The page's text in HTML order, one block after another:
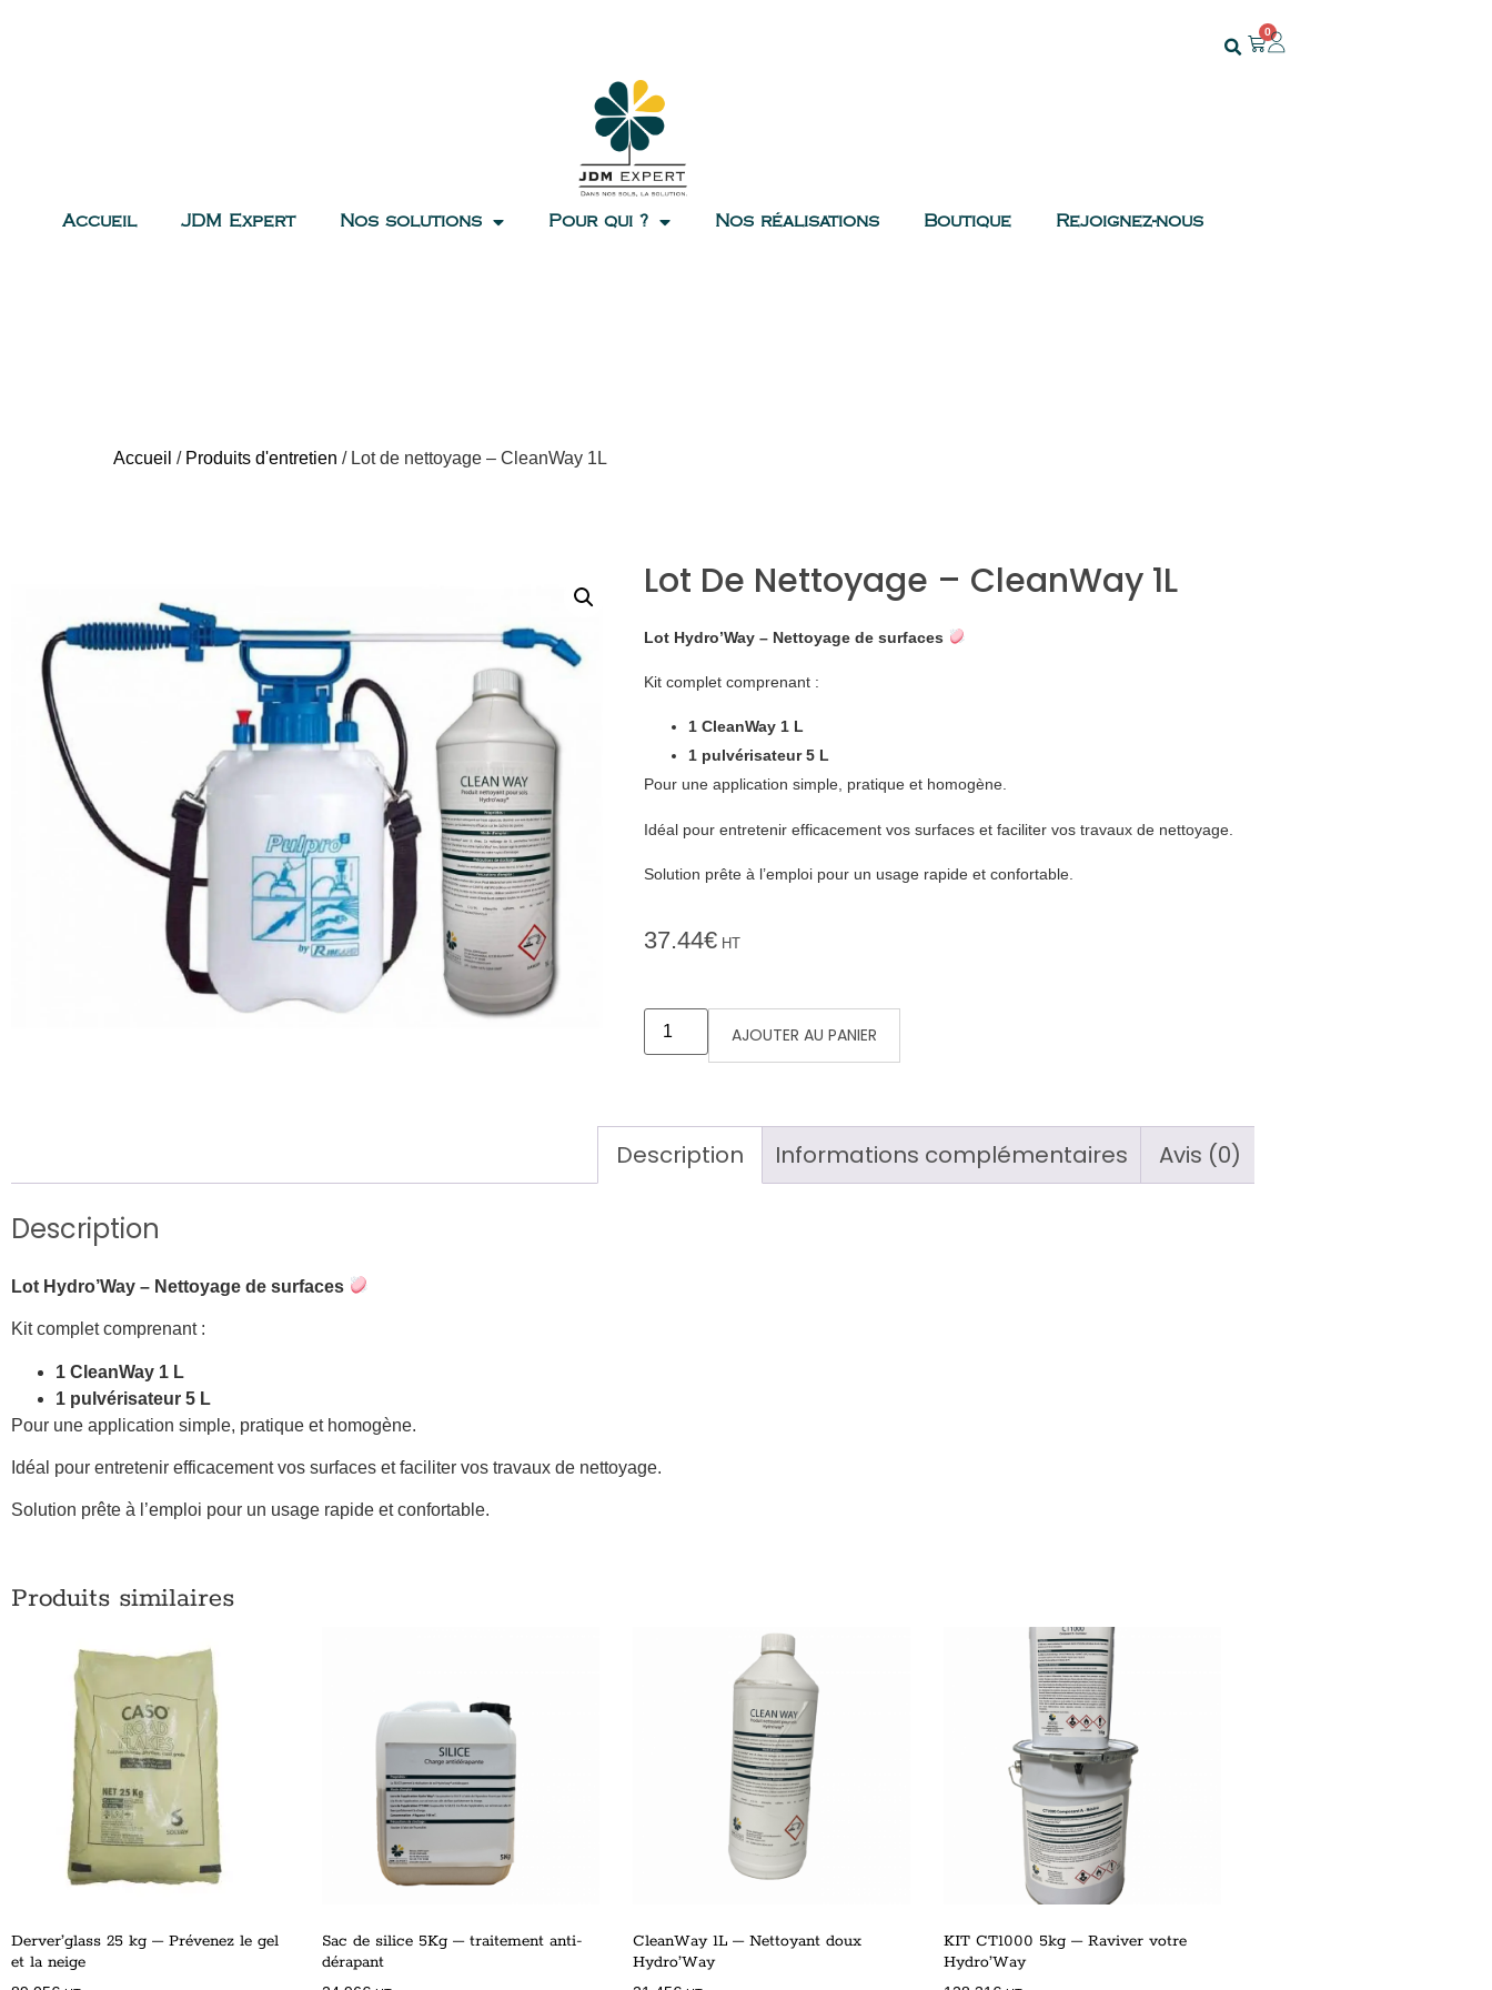
0
Accueil JDM Expert Nos solutions Pour qui ? Nos réalisations Boutique Rejoignez-nous
Accueil / Produits d'entretien / Lot de nettoyage – CleanWay 1L
Lot De Nettoyage – CleanWay 1L
Lot Hydro’Way – Nettoyage de surfaces
Kit complet comprenant :
1 CleanWay 1 L
1 pulvérisateur 5 L
Pour une application simple, pratique et homogène.
Idéal pour entretenir efficacement vos surfaces et faciliter vos travaux de nettoyage.
Solution prête à l’emploi pour un usage rapide et confortable.
37.44€ HT
AJOUTER AU PANIER
Description Informations complémentaires Avis (0)
Description
Lot Hydro’Way – Nettoyage de surfaces
Kit complet comprenant :
1 CleanWay 1 L
1 pulvérisateur 5 L
Pour une application simple, pratique et homogène.
Idéal pour entretenir efficacement vos surfaces et faciliter vos travaux de nettoyage.
Solution prête à l’emploi pour un usage rapide et confortable.
Produits similaires
Derver’glass 25 kg – Prévenez le gel
et la neige
Sac de silice 5Kg – traitement anti-
dérapant
CleanWay 1L – Nettoyant doux
Hydro’Way
KIT CT1000 5kg – Raviver votre
Hydro’Way